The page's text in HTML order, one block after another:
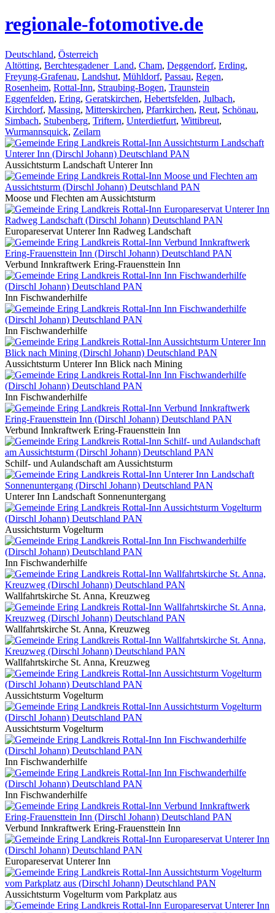
regionale-fotomotive.de
Deutschland, Österreich
Altötting, Berchtesgadener_Land, Cham, Deggendorf, Erding,
Freyung-Grafenau, Landshut, Mühldorf, Passau, Regen,
Rosenheim, Rottal-Inn, Straubing-Bogen, Traunstein
Eggenfelden, Ering, Geratskirchen, Hebertsfelden, Julbach,
Kirchdorf, Massing, Mitterskirchen, Pfarrkirchen, Reut, Schönau,
Simbach, Stubenberg, Triftern, Unterdietfurt, Wittibreut,
Wurmannsquick, Zeilarn
Aussichtsturm Landschaft Unterer Inn
Moose und Flechten am Aussichtsturm
Europareservat Unterer Inn Radweg Landschaft
Verbund Innkraftwerk Ering-Frauensttein Inn
Inn Fischwanderhilfe
Inn Fischwanderhilfe
Aussichtsturm Unterer Inn Blick nach Mining
Inn Fischwanderhilfe
Verbund Innkraftwerk Ering-Frauensttein Inn
Schilf- und Aulandschaft am Aussichtsturm
Unterer Inn Landschaft Sonnenuntergang
Aussichtsturm Vogelturm
Inn Fischwanderhilfe
Wallfahrtskirche St. Anna, Kreuzweg
Wallfahrtskirche St. Anna, Kreuzweg
Wallfahrtskirche St. Anna, Kreuzweg
Aussichtsturm Vogelturm
Aussichtsturm Vogelturm
Inn Fischwanderhilfe
Inn Fischwanderhilfe
Verbund Innkraftwerk Ering-Frauensttein Inn
Europareservat Unterer Inn
Aussichtsturm Vogelturm vom Parkplatz aus